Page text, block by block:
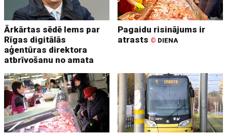
Ārkārtas sēdē lems par
Rīgas digitālās
aģentūras direktora
atbrīvošanu no amata
Pagaidu risinājums ir
atrasts © DIENA